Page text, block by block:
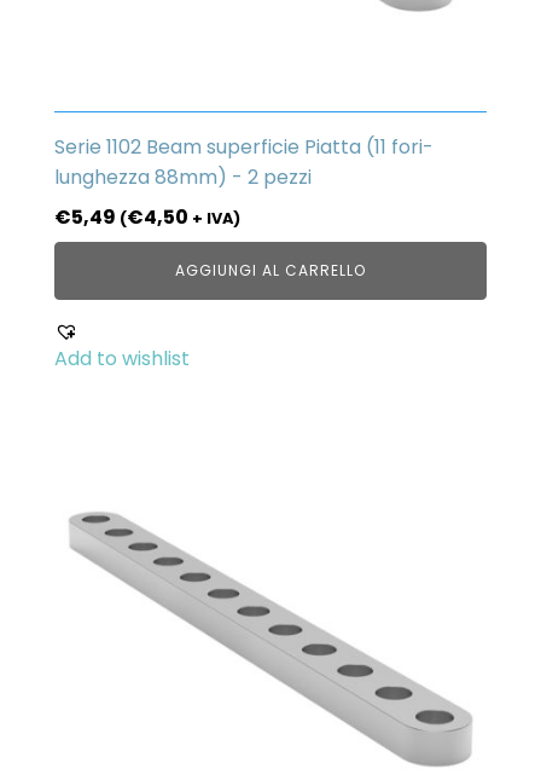
Serie 1102 Beam superficie Piatta (11 fori-
lunghezza 88mm) - 2 pezzi
€5,49 (€4,50 + IVA)
AGGIUNGI AL CARRELLO
Add to wishlist